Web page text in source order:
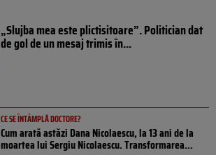
„Slujba mea este plictisitoare”. Politician dat
de gol de un mesaj trimis în...
CE SE ÎNTÂMPLĂ DOCTORE?
Cum arată astăzi Dana Nicolaescu, la 13 ani de la
moartea lui Sergiu Nicolaescu. Transformarea...